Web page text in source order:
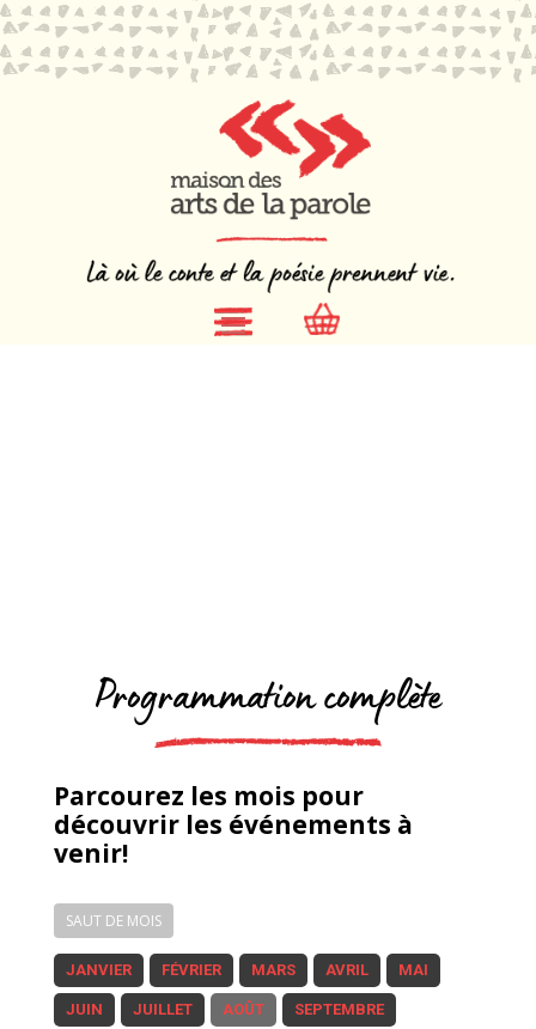
Programmation complète
Parcourez les mois pour
découvrir les événements à
venir!
SAUT DE MOIS
JANVIER FÉVRIER MARS AVRIL MAI
JUIN JUILLET AOÛT SEPTEMBRE